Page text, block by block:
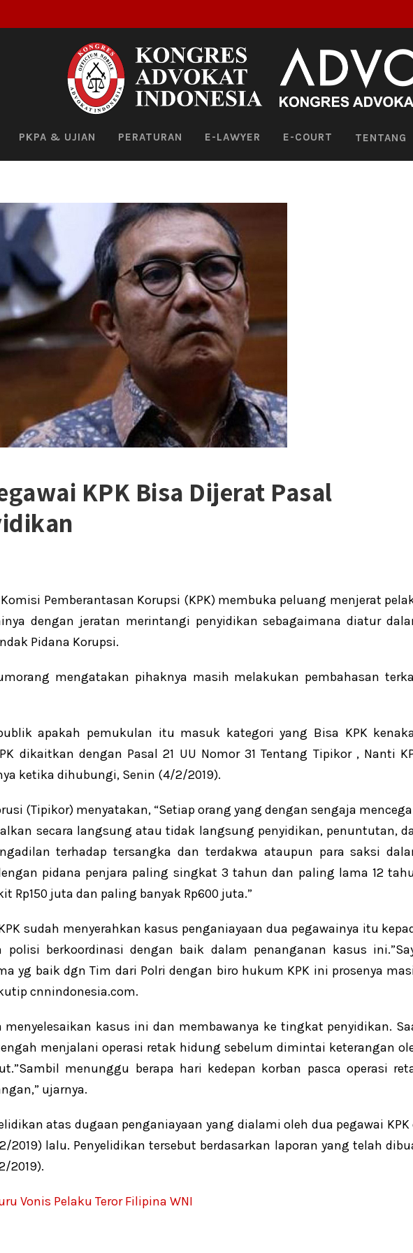
PKPA & UJIAN PERATURAN E-LAWYER E-COURT TENTANG
KPK Bisa Dijerat Pasal
Komisi Pemberantasan Korupsi (KPK) membuka peluang menjerat
dengan jeratan merintangi penyidikan sebagaimana diatur
Pidana Korupsi.
mengatakan pihaknya masih melakukan pembahasan
apakah pemukulan itu masuk kategori yang Bisa KPK
dikaitkan dengan Pasal 21 UU Nomor 31 Tentang Tipikor , Nanti
ketika dihubungi, Senin (4/2/2019).
(Tipikor) menyatakan, “Setiap orang yang dengan sengaja
secara langsung atau tidak langsung penyidikan, penuntutan,
terhadap tersangka dan terdakwa ataupun para saksi
pidana penjara paling singkat 3 tahun dan paling lama 12
Rp150 juta dan paling banyak Rp600 juta.”
sudah menyerahkan kasus penganiayaan dua pegawainya itu
polisi berkoordinasi dengan baik dalam penanganan kasus
yg baik dgn Tim dari Polri dengan biro hukum KPK ini prosenya
cnnindonesia.com.
menyelesaikan kasus ini dan membawanya ke tingkat penyidikan.
menjalani operasi retak hidung sebelum dimintai keterangan
menunggu berapa hari kedepan korban pasca operasi
ujarnya.
atas dugaan penganiayaan yang dialami oleh dua pegawai KPK
2019) lalu. Penyelidikan tersebut berdasarkan laporan yang telah
2019).
Vonis Pelaku Teror Filipina WNI